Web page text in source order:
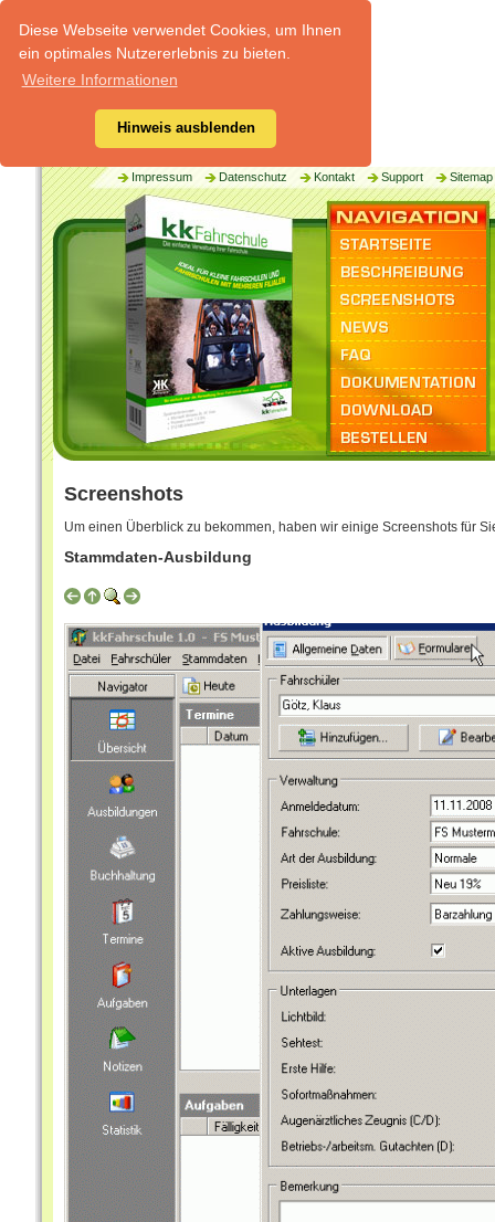
Diese Webseite verwendet Cookies, um Ihnen
ein optimales Nutzererlebnis zu bieten.
Weitere Informationen
Hinweis ausblenden
Impressum Datenschutz Kontakt Support Sitemap
Screenshots
Um einen Überblick zu bekommen, haben wir einige Screenshots für
Stammdaten-Ausbildung